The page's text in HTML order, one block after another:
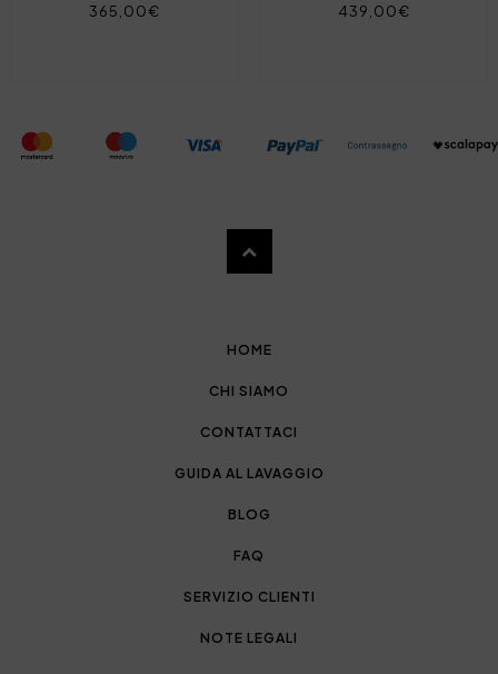
365,00€ 439,00€
HOME
CHI SIAMO
CONTATTACI
GUIDA AL LAVAGGIO
BLOG
FAQ
SERVIZIO CLIENTI
NOTE LEGALI